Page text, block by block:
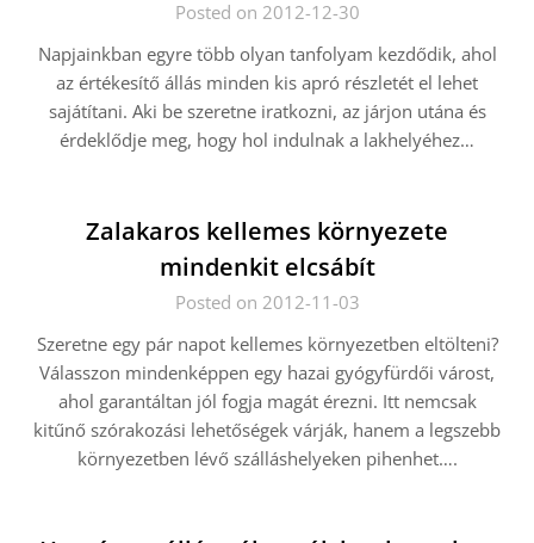
Posted on 2012-12-30
Napjainkban egyre több olyan tanfolyam kezdődik, ahol
az értékesítő állás minden kis apró részletét el lehet
sajátítani. Aki be szeretne iratkozni, az járjon utána és
érdeklődje meg, hogy hol indulnak a lakhelyéhez…
Zalakaros kellemes környezete
mindenkit elcsábít
Posted on 2012-11-03
Szeretne egy pár napot kellemes környezetben eltölteni?
Válasszon mindenképpen egy hazai gyógyfürdői várost,
ahol garantáltan jól fogja magát érezni. Itt nemcsak
kitűnő szórakozási lehetőségek várják, hanem a legszebb
környezetben lévő szálláshelyeken pihenhet….